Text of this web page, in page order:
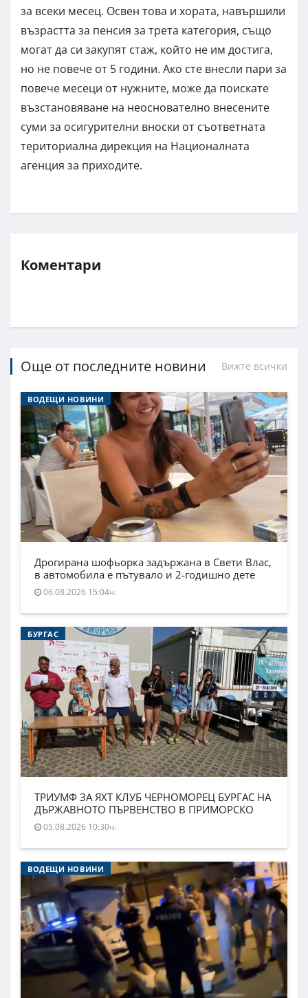
за всеки месец. Освен това и хората, навършили
възрастта за пенсия за трета категория, също
могат да си закупят стаж, който не им достига,
но не повече от 5 години. Ако сте внесли пари за
повече месеци от нужните, може да поискате
възстановяване на неоснователно внесените
суми за осигурителни вноски от съответната
териториална дирекция на Националната
агенция за приходите.
Коментари
Още от последните новини Вижте всички
ВОДЕЩИ НОВИНИ
Дрогирана шофьорка задържана в Свети Влас,
в автомобила е пътувало и 2-годишно дете
06.08.2026 15:04ч.
БУРГАС
ТРИУМФ ЗА ЯХТ КЛУБ ЧЕРНОМОРЕЦ БУРГАС НА
ДЪРЖАВНОТО ПЪРВЕНСТВО В ПРИМОРСКО
05.08.2026 10:30ч.
ВОДЕЩИ НОВИНИ